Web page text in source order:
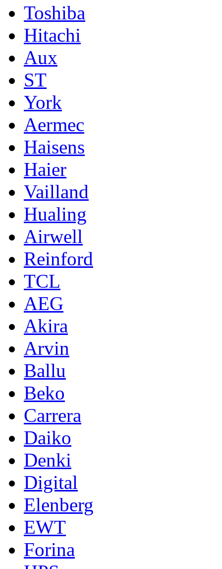
Toshiba
Hitachi
Aux
ST
York
Aermec
Haisens
Haier
Vailland
Hualing
Airwell
Reinford
TCL
AEG
Akira
Arvin
Ballu
Beko
Carrera
Daiko
Denki
Digital
Elenberg
EWT
Forina